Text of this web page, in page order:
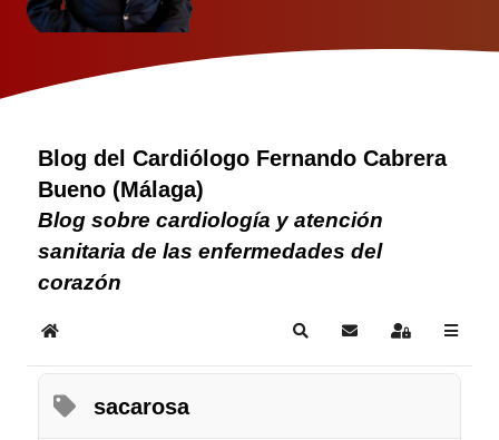
Blog del Cardiólogo Fernando Cabrera
Bueno (Málaga)
Blog sobre cardiología y atención
sanitaria de las enfermedades del
corazón
Home SearchSubscribe to blog
Sign In
sacarosa